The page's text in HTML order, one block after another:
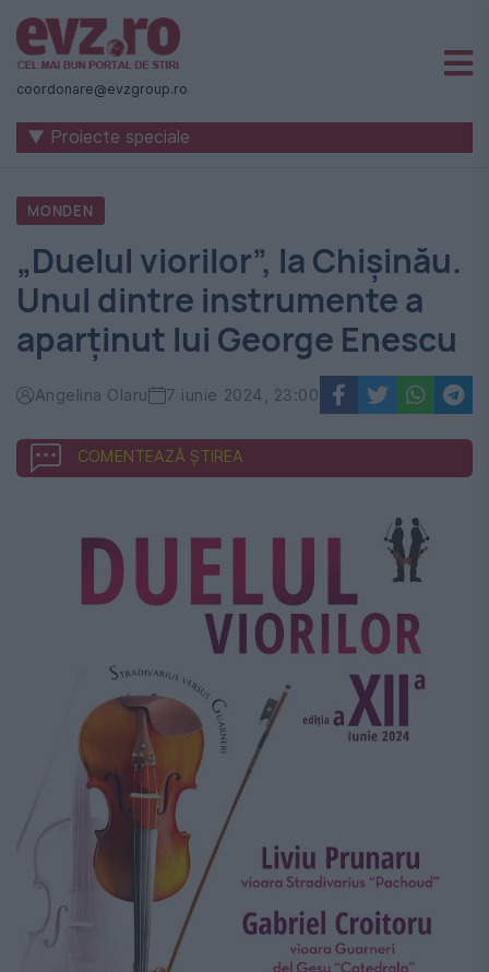
Știri
naționale
internaționale
România
-
Evenimentul
Zilei
coordonare@evzgroup.ro
▼ Proiecte speciale
MONDEN
„Duelul viorilor”, la Chișinău.
Unul dintre instrumente a
aparținut lui George Enescu
Angelina Olaru 7 iunie 2024, 23:00
COMENTEAZĂ ȘTIREA